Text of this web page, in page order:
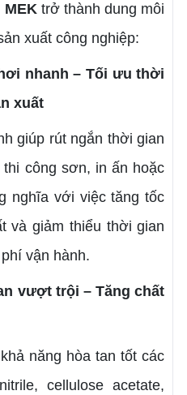
MEKtrở thành dung môi
xuất công nghiệp:
nhanh – Tối ưu thời
xuất
giúp rút ngắn thời gian
công sơn, in ấn hoặc
nghĩa với việc tăng tốc
và giảm thiểu thời gian
vận hành.
vượt trội – Tăng chất
năng hòa tan tốt các
cellulose acetate,